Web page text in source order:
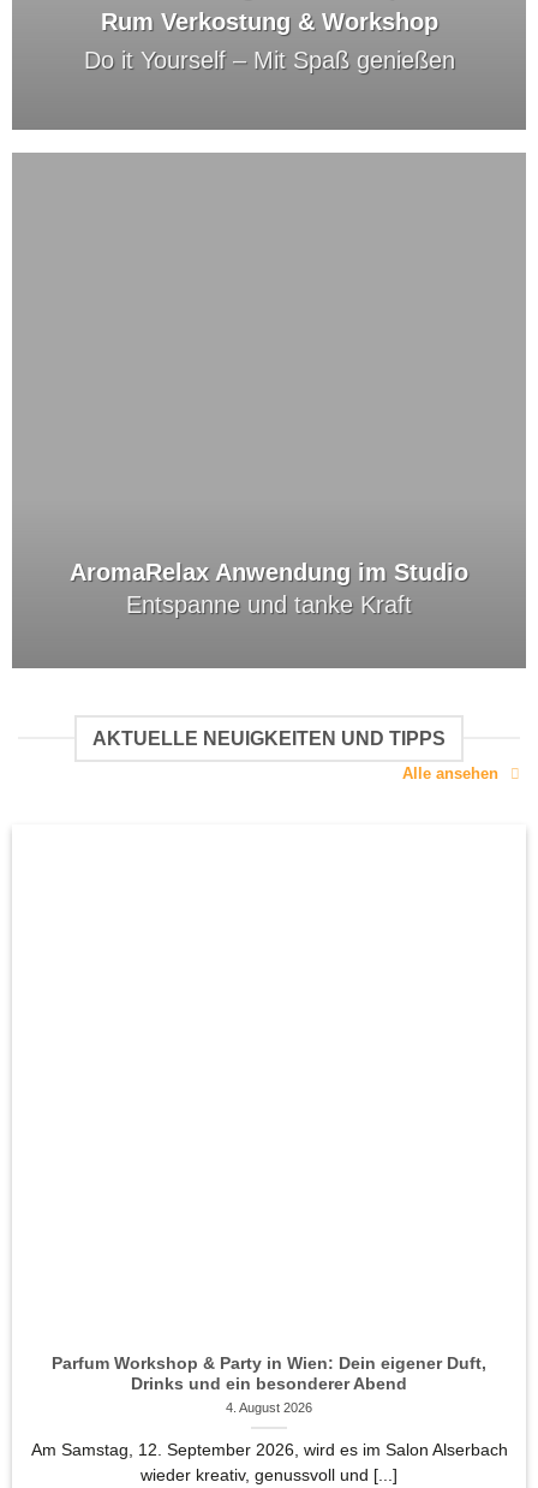
Rum Verkostung & Workshop
Do it Yourself –Mit Spaß genießen
AromaRelax Anwendung im Studio
Entspanne und tanke Kraft
AKTUELLE NEUIGKEITEN UND TIPPS
Alle ansehen
Parfum Workshop & Party in Wien: Dein eigener Duft,
Drinks und ein besonderer Abend
4. August 2026
Am Samstag, 12. September 2026, wird es im Salon Alserbach
wieder kreativ, genussvoll und [...]